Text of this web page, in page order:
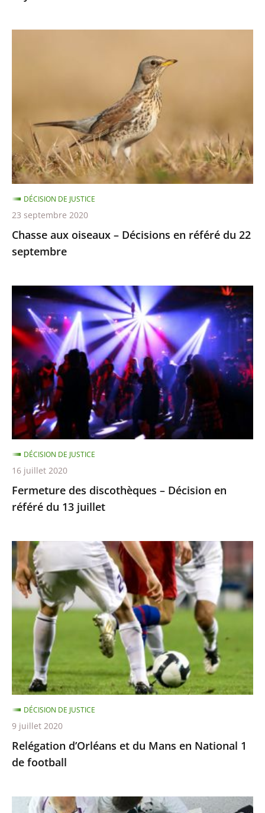
octobre
référé
du
22
septembre
Chasse aux oiseaux – Décisions en référé du 22
septembre
DÉCISION DE JUSTICE
23 septembre 2020
Fermeture
des
discothèques
–
Décision
en
référé
du
13
juillet
Fermeture des discothèques – Décision en
référé du 13 juillet
DÉCISION DE JUSTICE
16 juillet 2020
Relégation
d’Orléans
et
du
Mans
National
de
football
Relégation d’Orléans et du Mans en National 1
de football
DÉCISION DE JUSTICE
9 juillet 2020
Plateforme